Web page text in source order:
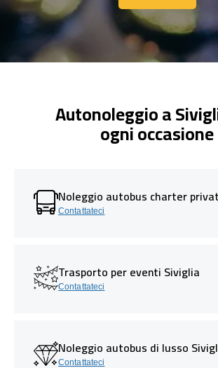
Contattaci
Autonoleggio a
ogni occasione
Noleggio autobus charter
Contattateci
Trasporto per eventi Siviglia
Contattateci
Noleggio autobus di lusso
Contattateci